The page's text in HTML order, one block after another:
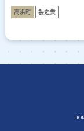
高浜町 製造業